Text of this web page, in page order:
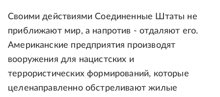
Своими действиями Соединенные Штаты не
приближают мир, а напротив - отдаляют его.
Американские предприятия производят
вооружения для нацистских и
террористических формирований, которые
целенаправленно обстреливают жилые